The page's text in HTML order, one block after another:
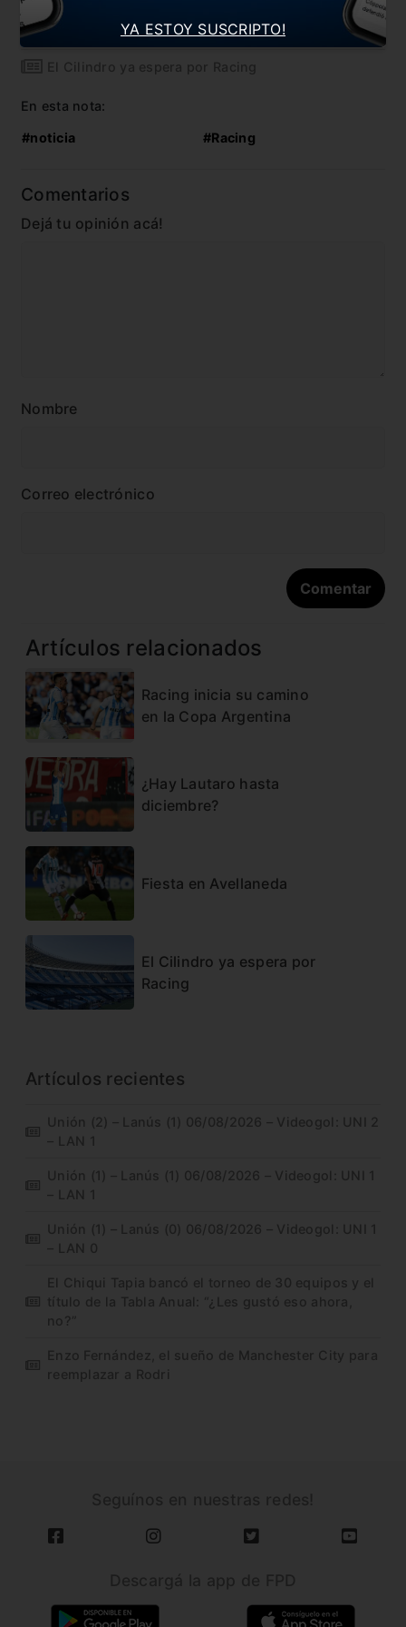
Fiesta en Avellaneda
El Cilindro ya espera por Racing
En esta nota:
#noticia #Racing
Comentarios
Dejá tu opinión acá!
Nombre
Correo electrónico
Artículos relacionados
Racing inicia su camino
en la Copa Argentina
¿Hay Lautaro hasta
diciembre?
Fiesta en Avellaneda
El Cilindro ya espera por
Racing
Artículos recientes
Unión (2) – Lanús (1) 06/08/2026 – Videogol: UNI 2
– LAN 1
Unión (1) – Lanús (1) 06/08/2026 – Videogol: UNI 1
– LAN 1
Unión (1) – Lanús (0) 06/08/2026 – Videogol: UNI 1
– LAN 0
El Chiqui Tapia bancó el torneo de 30 equipos y el
título de la Tabla Anual: “¿Les gustó eso ahora,
no?”
Enzo Fernández, el sueño de Manchester City para
reemplazar a Rodri
YA ESTOY SUSCRIPTO!